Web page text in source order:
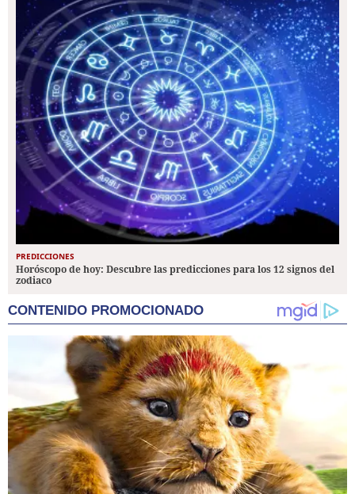
PREDICCIONES
Horóscopo de hoy: Descubre las predicciones para los 12 signos del
zodiaco
CONTENIDO PROMOCIONADO